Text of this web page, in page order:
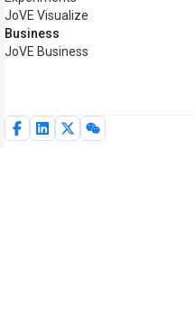
JoVE Visualize
Business
JoVE Business